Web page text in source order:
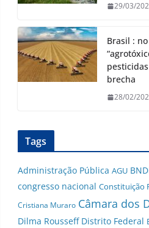
29/03/
Brasil :
brecha
28/02/
Tags
Administração Pública AGU
congresso nacional Constituição
Cristiana Muraro Câmara dos
Dilma Rousseff Distrito Federal